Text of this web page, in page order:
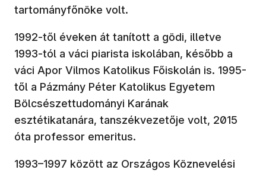
tartományfőnöke volt.
1992-től éveken át tanított a gödi, illetve
1993-tól a váci piarista iskolában, később a
váci Apor Vilmos Katolikus Főiskolán is. 1995-
től a Pázmány Péter Katolikus Egyetem
Bölcsészettudományi Karának
esztétikatanára, tanszékvezetője volt, 2015
óta professor emeritus.
1993–1997 között az Országos Köznevelési